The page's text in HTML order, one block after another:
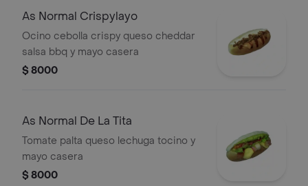
As Normal Crispylayo
Ocino cebolla crispy queso cheddar
salsa bbq y mayo casera
$ 8000
As Normal De La Tita
Tomate palta queso lechuga tocino y
mayo casera
$ 8000